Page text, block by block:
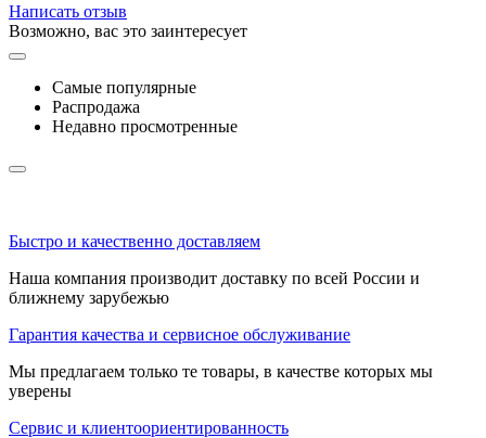
Написать отзыв
Возможно, вас это заинтересует
Самые популярные
Распродажа
Недавно просмотренные
Быстро и качественно доставляем
Наша компания производит доставку по всей России и
ближнему зарубежью
Гарантия качества и сервисное обслуживание
Мы предлагаем только те товары, в качестве которых мы
уверены
Сервис и клиентоориентированность